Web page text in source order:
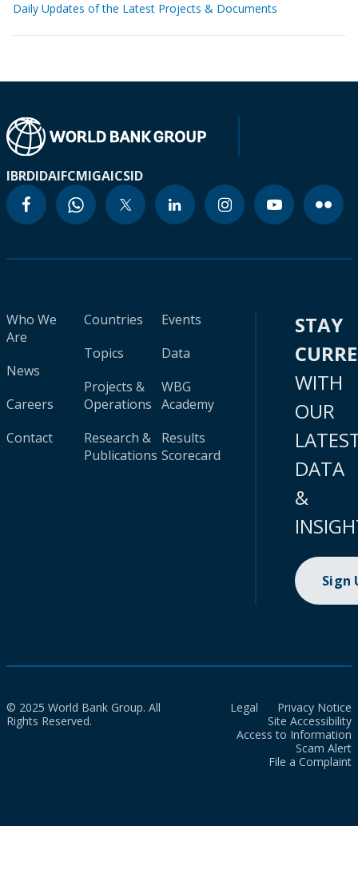
Daily Updates of the Latest Projects & Documents
IBRDIDAIFCMIGAICSID
Who We
Are
News
Careers
Contact
Countries
Topics
Projects &
Operations
Research &
Publications
Events
Data
WBG
Academy
Results
Scorecard
STAY
WITH
OUR
DATA
&
Sign
© 2025 World Bank Group. All
Rights Reserved.
Legal
Privacy Notice
Site Accessibility
Access to Information
Scam Alert
File a Complaint